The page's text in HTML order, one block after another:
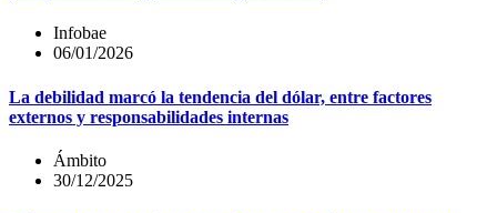
Infobae
06/01/2026
La debilidad marcó la tendencia del dólar, entre factores
externos y responsabilidades internas
Ámbito
30/12/2025